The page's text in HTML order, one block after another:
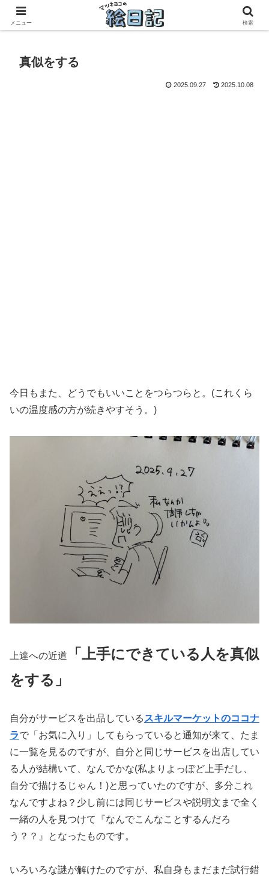
滋賀に移住した50代元主婦、フリーランス×パートの毎日
真似をする
2025.09.27 2025.10.08
今日もまた、どうでもいいことをつらつらと。(これくら
いの温度感の方が続きやすそう。)
上達への近道
「上手にできている人を真似
をする」
自分がサービスを出品している スキルマーケットのココナ
ラで「お気に入り」してもらっていると通知が来て、たま
に一覧を見るのですが、自分と同じサービスを出店してい
る人が結構いて、なんでかな(私よりよっぽど上手だし、
自分で描けるじゃん！)と思っていたのですが、多分これ
なんですよね？少し前には同じサービスや説明文まで全く
一緒の人を見つけて『なんでこんなことするんだろ
う？？』となったものです。
いろいろな謎が解けたのですが、私自身もまだまだ試行錯
メニュー 検索